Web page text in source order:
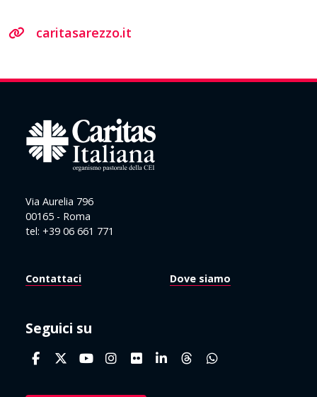
caritasarezzo.it
Via Aurelia 796
00165 - Roma
tel: +39 06 661 771
Contattaci Dove siamo
Seguici su